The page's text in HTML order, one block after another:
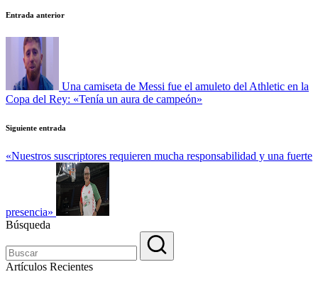
Navegación
de
entradas
Entrada anterior
Una camiseta de Messi fue el amuleto del Athletic en la
Copa del Rey: «Tenía un aura de campeón»
Siguiente entrada
«Nuestros suscriptores requieren mucha responsabilidad y una fuerte
presencia»
Búsqueda
Artículos Recientes